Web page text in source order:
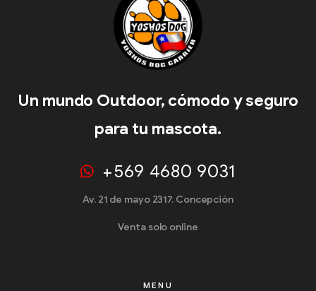
Un mundo Outdoor, cómodo y seguro
para tu mascota.
+569 4680 9031
Av. 21 de mayo 2317. Concepción
Venta solo online
MENU